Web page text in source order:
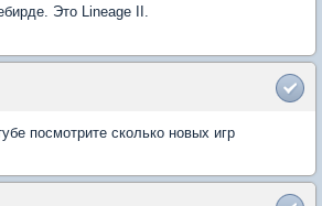
Это Lineage II.
посмотрите сколько новых игр